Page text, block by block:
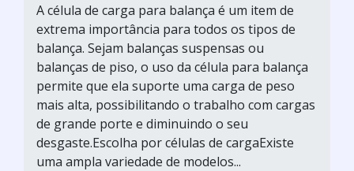
A célula de carga para balança é um item de
extrema importância para todos os tipos de
balança. Sejam balanças suspensas ou
balanças de piso, o uso da célula para balança
permite que ela suporte uma carga de peso
mais alta, possibilitando o trabalho com cargas
de grande porte e diminuindo o seu
desgaste.Escolha por células de cargaExiste
uma ampla variedade de modelos...